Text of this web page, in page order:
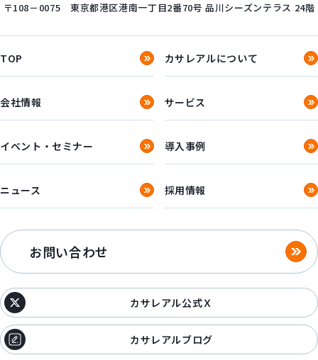
〒108－0075 東京都港区港南一丁目2番70号 品川シーズンテラス 24階
TOP カサレアルについて
会社情報 サービス
イベント・セミナー 導入事例
ニュース 採用情報
お問い合わせ
カサレアル公式Ｘ
カサレアルブログ